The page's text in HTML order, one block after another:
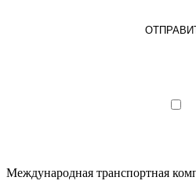
Международная транспортная